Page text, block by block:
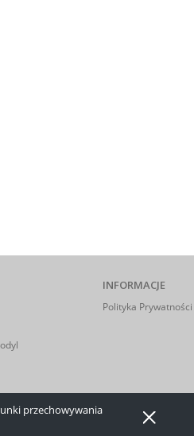
przechowywania
INFORMACJE
Polityka Prywatności